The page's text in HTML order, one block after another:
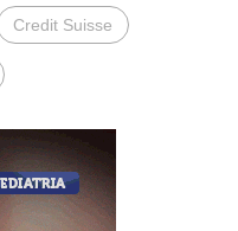
Credit Suisse